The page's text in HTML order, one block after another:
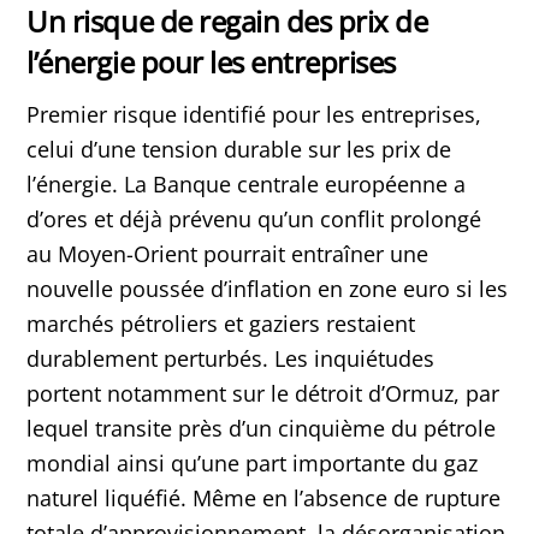
Un risque de regain des prix de
l’énergie pour les entreprises
Premier risque identifié pour les entreprises,
celui d’une tension durable sur les prix de
l’énergie. La Banque centrale européenne a
d’ores et déjà prévenu qu’un conflit prolongé
au Moyen-Orient pourrait entraîner une
nouvelle poussée d’inflation en zone euro si les
marchés pétroliers et gaziers restaient
durablement perturbés. Les inquiétudes
portent notamment sur le détroit d’Ormuz, par
lequel transite près d’un cinquième du pétrole
mondial ainsi qu’une part importante du gaz
naturel liquéfié. Même en l’absence de rupture